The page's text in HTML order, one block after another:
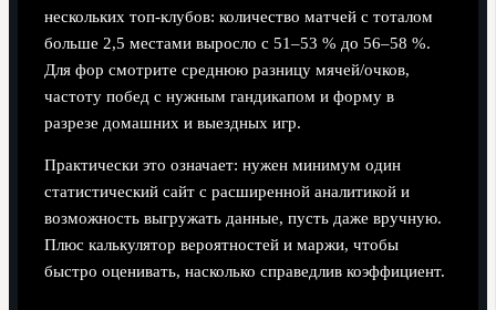
нескольких топ‑клубов: количество матчей с тоталом
больше 2,5 местами выросло с 51–53 % до 56–58 %.
Для фор смотрите среднюю разницу мячей/очков,
частоту побед с нужным гандикапом и форму в
разрезе домашних и выездных игр.
Практически это означает: нужен минимум один
статистический сайт с расширенной аналитикой и
возможность выгружать данные, пусть даже вручную.
Плюс калькулятор вероятностей и маржи, чтобы
быстро оценивать, насколько справедлив коэффициент.